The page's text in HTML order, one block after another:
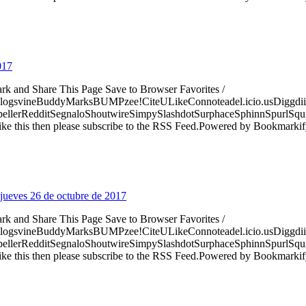
and Share This Page Save to Browser Favorites /
then please subscribe to the RSS Feed.Powered by
26 de octubre de 2017
and Share This Page Save to Browser Favorites /
then please subscribe to the RSS Feed.Powered by